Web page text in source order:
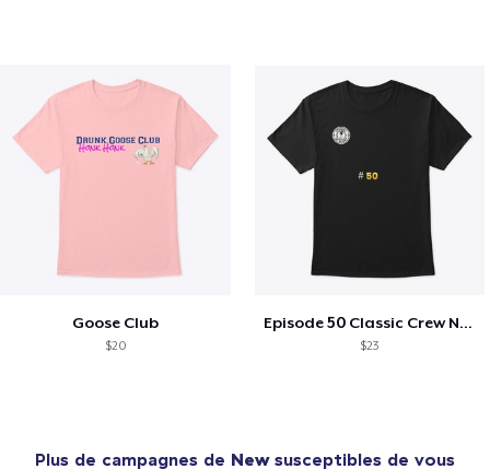
Goose Club
$20
Episode 50 Classic Crew Neck T-Shirt
$23
Plus de campagnes de Newsusceptibles de vous